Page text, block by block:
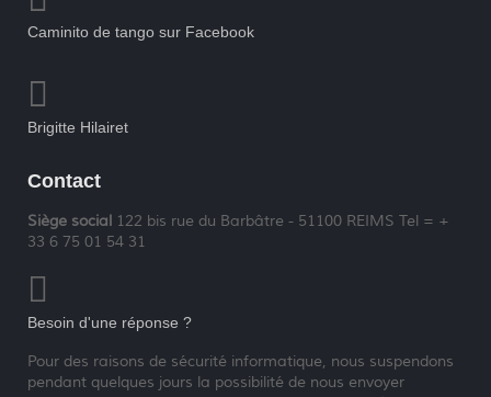
Caminito de tango sur Facebook
Brigitte Hilairet
Contact
Siège social 122 bis rue du Barbâtre - 51100 REIMS Tel = +
33 6 75 01 54 31
Besoin d'une réponse ?
Pour des raisons de sécurité informatique, nous suspendons
pendant quelques jours la possibilité de nous envoyer